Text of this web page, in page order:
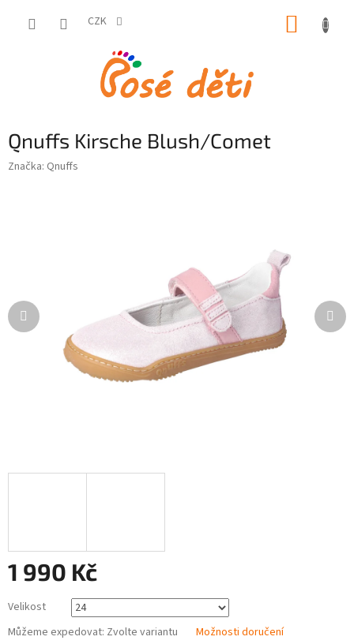
CZK
Qnuffs Kirsche Blush/Comet
Značka: Qnuffs
1 990 Kč
cena:
Velikost
Můžeme expedovat: Zvolte variantu Možnosti doručení